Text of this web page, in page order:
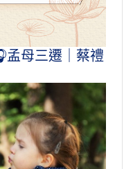
孟母三遷｜蔡禮